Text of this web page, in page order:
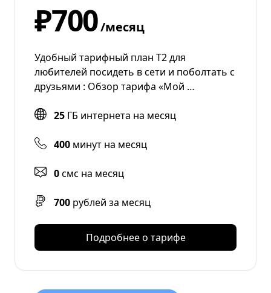
₽700/месяц
Удобный тарифный план Т2 для
любителей посидеть в сети и поболтать с
друзьями : Обзор тарифа «Мой …
25 ГБ интернета на месяц
400 минут на месяц
0смс на месяц
700 рублей за месяц
Подробнее о тарифе